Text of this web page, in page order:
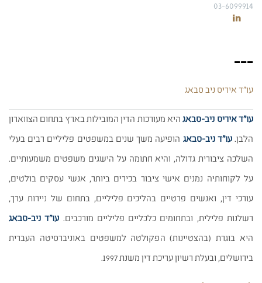
03-6099914
עו״ד
שותפות
Linkedin
---
עו״ד איריס ניב סבאג
עו"ד איריס ניב-סבאגהיא מעורכות הדין המובילות בארץ בתחום הצווארון
הלבן.עו"ד ניב-סבאג הופיעה משך שנים במשפטים פליליים רבים בעלי
השלכה ציבורית גדולה, והיא חתומה על הישגים משפטים משמעותיים.
על לקוחותיה נמנים אישי ציבור בכירים ביותר, אנשי עסקים בולטים,
עורכי דין, ואנשים פרטיים בהליכים פליליים, בתחום של ניירות ערך,
רשלנות פלילית, ובתחומים כלכליים פליליים מורכבים. עו"ד ניב-סבאג
היא בוגרת (בהצטיינות) הפקולטה למשפטים באוניברסיטה העברית
בירושלים, ובעלת רשיון עריכת דין משנת 1997.